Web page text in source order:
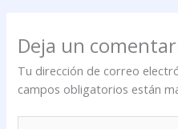
Deja un
Tu dirección de correo
campos obligatorios están